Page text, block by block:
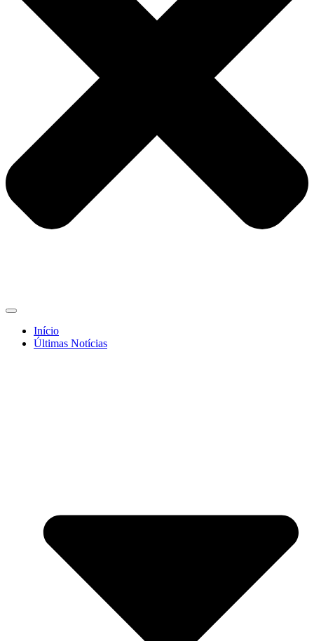
Início
Últimas Notícias